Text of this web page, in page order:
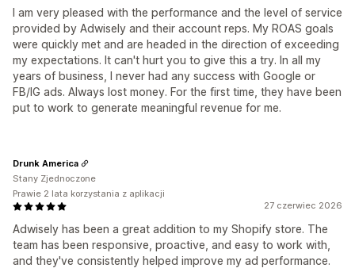
I am very pleased with the performance and the level of service
provided by Adwisely and their account reps. My ROAS goals
were quickly met and are headed in the direction of exceeding
my expectations. It can't hurt you to give this a try. In all my
years of business, I never had any success with Google or
FB/IG ads. Always lost money. For the first time, they have been
put to work to generate meaningful revenue for me.
27 czerwiec 2026
Adwisely has been a great addition to my Shopify store. The
team has been responsive, proactive, and easy to work with,
and they've consistently helped improve my ad performance.
Drunk America
Stany Zjednoczone
Prawie 2 lata korzystania z aplikacji